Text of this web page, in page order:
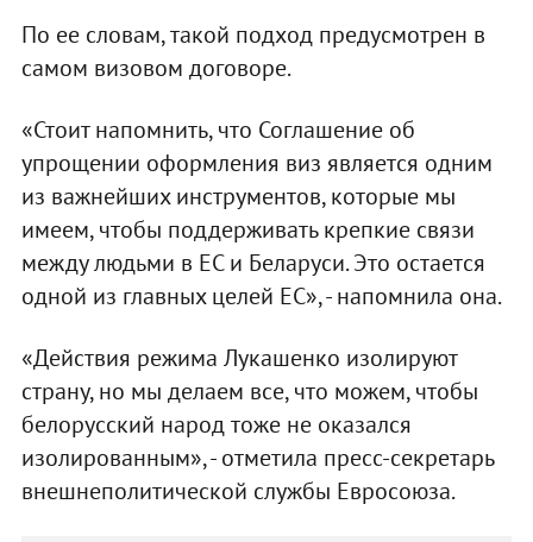
По ее словам, такой подход предусмотрен в
самом визовом договоре.
«Стоит напомнить, что Соглашение об
упрощении оформления виз является одним
из важнейших инструментов, которые мы
имеем, чтобы поддерживать крепкие связи
между людьми в ЕС и Беларуси. Это остается
одной из главных целей ЕС», - напомнила она.
«Действия режима Лукашенко изолируют
страну, но мы делаем все, что можем, чтобы
белорусский народ тоже не оказался
изолированным», - отметила пресс-секретарь
внешнеполитической службы Евросоюза.